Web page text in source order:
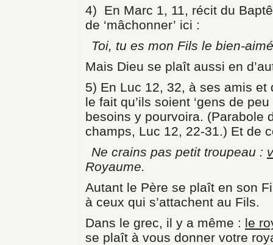
4) En Marc 1, 11, récit du
de ‘mâchonner’ ici :
Toi, tu es mon Fils le bien-
Mais Dieu se plaît aussi en
5) En Luc 12, 32, à ses amis
le fait qu’ils soient ‘gens de
besoins y pourvoira. (Parabole
champs, Luc 12, 22-31.) Et de
Ne crains pas petit troupeau :
Royaume.
Autant le Père se plaît en son
à ceux qui s’attachent au Fils.
Dans le grec, il y a même : le
se plaît à vous donner votre